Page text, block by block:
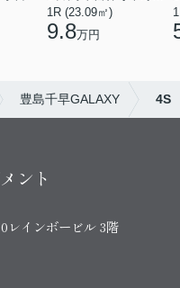
1R (23.09㎡)
9.8万円
豊島千早GALAXY 4S
ント
レインボービル 3階